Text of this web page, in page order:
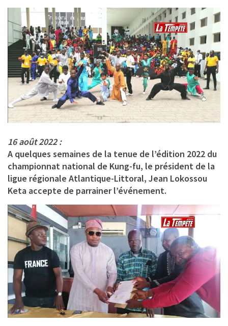
16 août 2022 :
A quelques semaines de la tenue de l’édition 2022 du
championnat national de Kung-fu, le président de la
ligue régionale Atlantique-Littoral, Jean Lokossou
Keta accepte de parrainer l’événement.